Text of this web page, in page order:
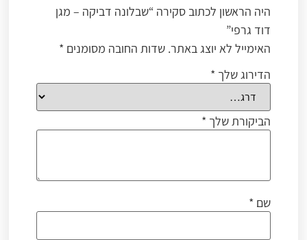
היה הראשון לכתוב סקירה “שבלונה דביקה – מגן
דוד גרפי”
האימייל לא יוצג באתר. שדות החובה מסומנים *
הדירוג שלך *
הביקורת שלך *
שם *